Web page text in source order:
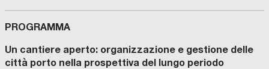
PROGRAMMA
Un cantiere aperto: organizzazione e gestione delle
città porto nella prospettiva del lungo periodo